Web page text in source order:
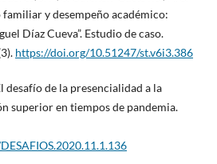
y desempeño académico:
Díaz Cueva”. Estudio de caso.
https://doi.org/10.51247/st.v6i3.386
desafío de la presencialidad a la
superior en tiempos de pandemia.